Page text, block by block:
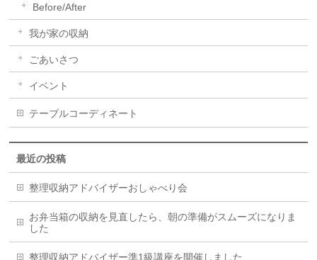
Before/After
我が家の収納
ごあいさつ
イベント
テーブルコーディネート
最近の投稿
整理収納アドバイザーおしゃべり会
お弁当箱の収納を見直したら、朝の準備がスムーズになりま
した
整理収納アドバイザー準1級講座を開催しました